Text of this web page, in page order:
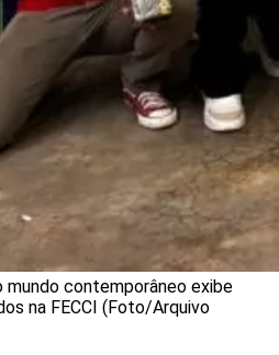
mundo contemporâneo exibe
na FECCI (Foto/Arquivo